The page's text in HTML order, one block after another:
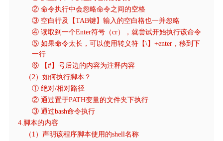
② 命令执行中会忽略命令之间的空格
③ 空白行及【TAB键】输入的空白格也一并忽略
④ 读取到一个Enter符号（cr），就尝试开始执行该命令
⑤ 如果命令太长，可以使用转义符【\】+enter，移到下
一行
⑥ 【#】号后边的内容为注释内容
（2）如何执行脚本？
① 绝对/相对路径
② 通过置于PATH变量的文件夹下执行
③ 通过bash命令执行
4.脚本的内容
（1）声明该程序脚本使用的shell名称